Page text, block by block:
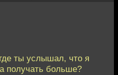
ты услышал, что я
получать больше?